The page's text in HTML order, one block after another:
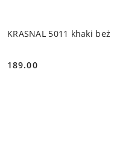
KRASNAL 5011 khaki beż
Cena:
189.00